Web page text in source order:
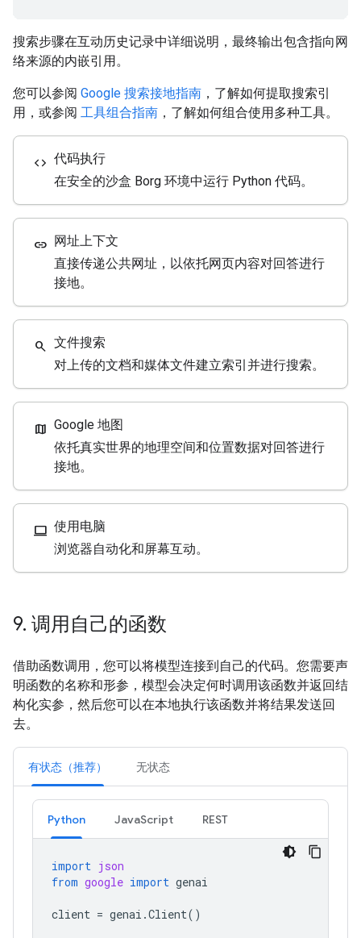
搜索步骤在互动历史记录中详细说明，最终输出包含指向网
络来源的内嵌引用。
您可以参阅 Google 搜索接地指南 ，了解如何提取搜索引
用，或参阅 工具组合指南 ，了解如何组合使用多种工具。
code 代码执行
在安全的沙盒 Borg 环境中运行 Python 代码。
link 网址上下文
直接传递公共网址，以依托网页内容对回答进行
接地。
search 文件搜索
对上传的文档和媒体文件建立索引并进行搜索。
map Google 地图
依托真实世界的地理空间和位置数据对回答进行
接地。
computer 使用电脑
浏览器自动化和屏幕互动。
9. 调用自己的函数
借助函数调用，您可以将模型连接到自己的代码。您需要声
明函数的名称和形参，模型会决定何时调用该函数并返回结
构化实参，然后您可以在本地执行该函数并将结果发送回
去。
有状态（推荐） 无状态
Python JavaScript REST
import json
from google import genai
client = genai .Client()